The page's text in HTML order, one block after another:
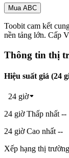
Mua ABC
Toobit cam kết
nền tảng lớn. Cấp
Thông tin thị
Hiệu suất giá (24
24 giờ
24 giờ Thấp nhất --
24 giờ Cao nhất --
Xếp hạng thị trường